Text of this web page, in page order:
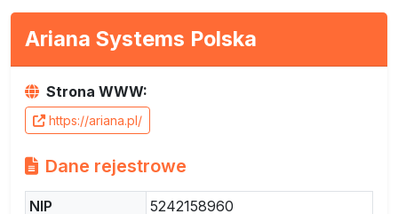
Ariana Systems Polska
Strona WWW:
https://ariana.pl/
Dane rejestrowe
NIP 5242158960